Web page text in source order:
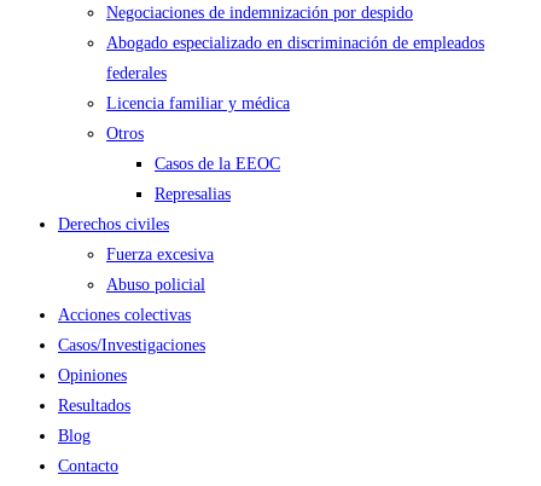
Negociaciones de indemnización por despido
Abogado especializado en discriminación de empleados
federales
Licencia familiar y médica
Otros
Casos de la EEOC
Represalias
Derechos civiles
Fuerza excesiva
Abuso policial
Acciones colectivas
Casos/Investigaciones
Opiniones
Resultados
Blog
Contacto